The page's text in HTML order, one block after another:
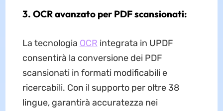
3. OCR avanzato per PDF scansionati:
La tecnologia OCR integrata in UPDF
consentirà la conversione dei PDF
scansionati in formati modificabili e
ricercabili. Con il supporto per oltre 38
lingue, garantirà accuratezza nei